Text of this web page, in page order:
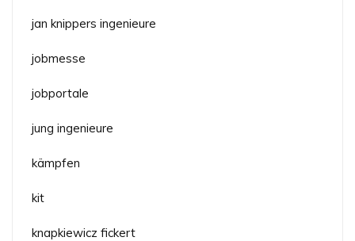
jan knippers ingenieure
jobmesse
jobportale
jung ingenieure
kämpfen
kit
knapkiewicz fickert